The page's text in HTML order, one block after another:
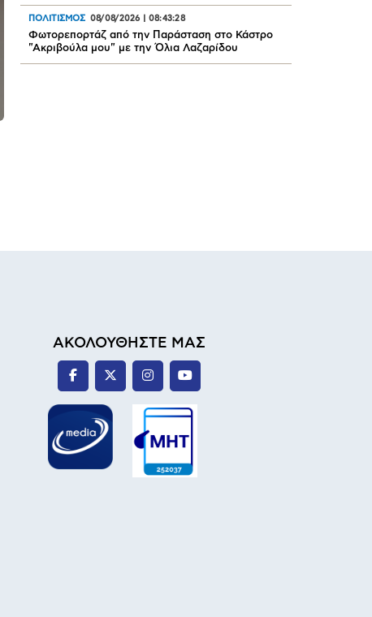
ΠΟΛΙΤΙΣΜΟΣ 08/08/2026 08:43:28
Φωτορεπορτάζ από την Παράσταση στο Κάστρο
"Ακριβούλα μου" με την Όλια Λαζαρίδου
ΑΚΟΛΟΥΘΗΣΤΕ ΜΑΣ